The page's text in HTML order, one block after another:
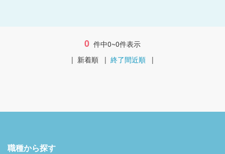
0 件中0~0件表示
| 新着順 | 終了間近順 |
職種から探す